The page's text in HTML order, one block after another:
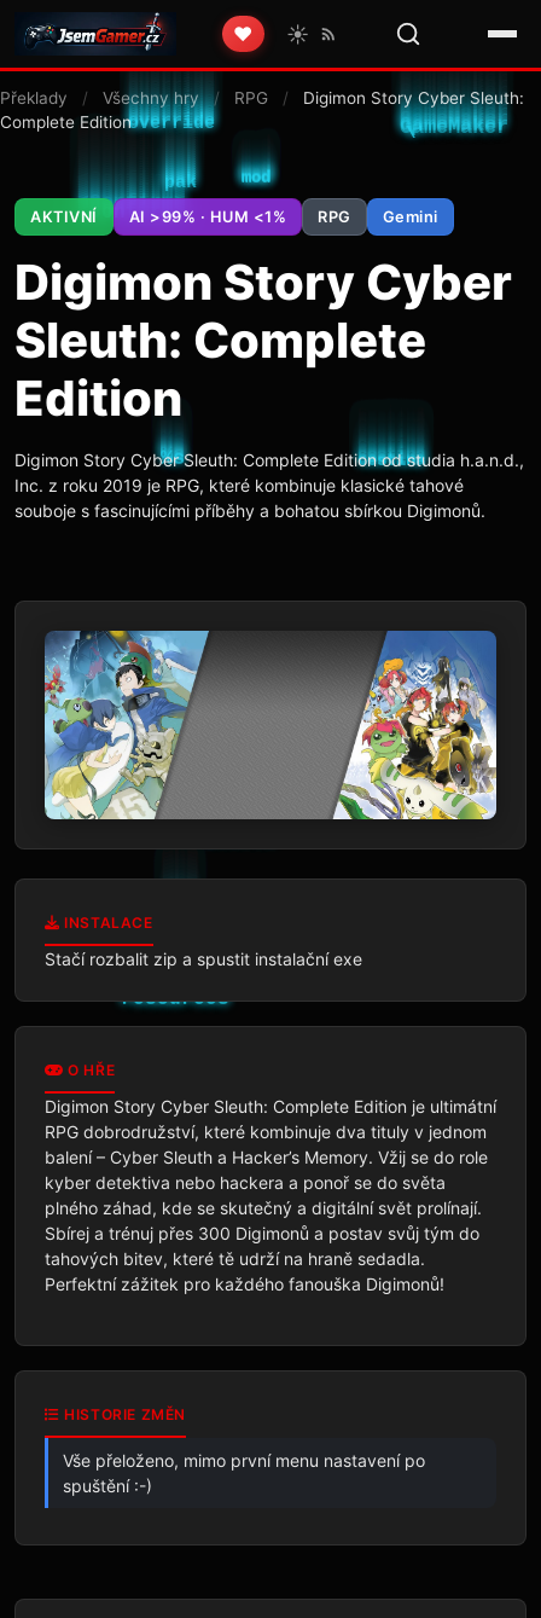
❤️ ☀️
Překlady / Všechny hry / RPG /
Digimon Story Cyber Sleuth:
Complete Edition
AKTIVNÍ AI >99% · HUM <1% RPG Gemini
Digimon Story Cyber
Sleuth: Complete
Edition
Digimon Story Cyber Sleuth: Complete Edition od studia h.a.n.d.,
Inc. z roku 2019 je RPG, které kombinuje klasické tahové
souboje s fascinujícími příběhy a bohatou sbírkou Digimonů.
INSTALACE
Stačí rozbalit zip a spustit instalační exe
O HŘE
Digimon Story Cyber Sleuth: Complete Edition je ultimátní
RPG dobrodružství, které kombinuje dva tituly v jednom
balení – Cyber Sleuth a Hacker’s Memory. Vžij se do role
kyber detektiva nebo hackera a ponoř se do světa
plného záhad, kde se skutečný a digitální svět prolínají.
Sbírej a trénuj přes 300 Digimonů a postav svůj tým do
tahových bitev, které tě udrží na hraně sedadla.
Perfektní zážitek pro každého fanouška Digimonů!
HISTORIE ZMĚN
Vše přeloženo, mimo první menu nastavení po
spuštění :-)